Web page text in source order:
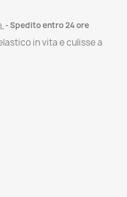
Spedito entro 24 ore
in vita e culisse a